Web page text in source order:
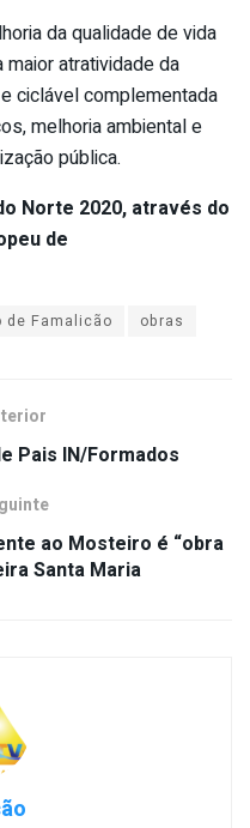
da qualidade de vida
atratividade da
ciclável complementada
melhoria ambiental e
pública.
Norte 2020, através do
de
de Famalicão obras
Pais IN/Formados
ao Mosteiro é “obra
Santa Maria